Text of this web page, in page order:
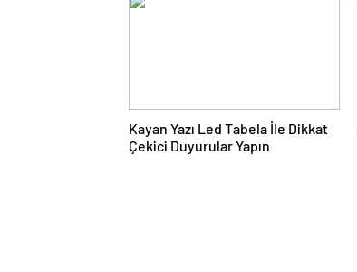
Kayan Yazı Led Tabela İle Dikkat
Çekici Duyurular Yapın